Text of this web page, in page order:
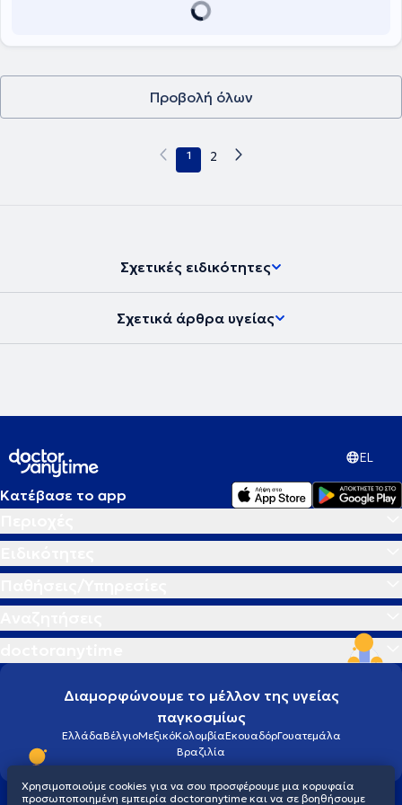
Προβολή όλων
1 2
Σχετικές ειδικότητες
Σχετικά άρθρα υγείας
EL
Κατέβασε το app
Διαμορφώνουμε το μέλλον της υγείας
παγκοσμίως
ΕλλάδαΒέλγιοΜεξικόΚολομβίαΕκουαδόρΓουατεμάλα
Βραζιλία
Χρησιμοποιούμε cookies για να σου προσφέρουμε μια κορυφαία
προσωποποιημένη εμπειρία doctoranytime και να σε βοηθήσουμε